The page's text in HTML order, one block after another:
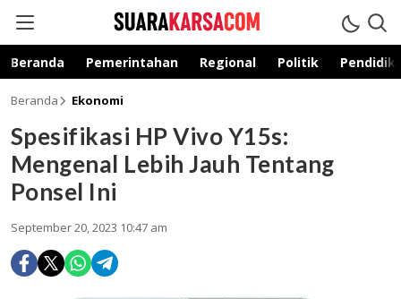
suarakarsa.com
Informasi terpercaya
Beranda Pemerintahan Regional Politik
Beranda Ekonomi
Spesifikasi HP Vivo Y15s:
Mengenal Lebih Jauh Tentang
Ponsel Ini
September 20, 2023 10:47 am